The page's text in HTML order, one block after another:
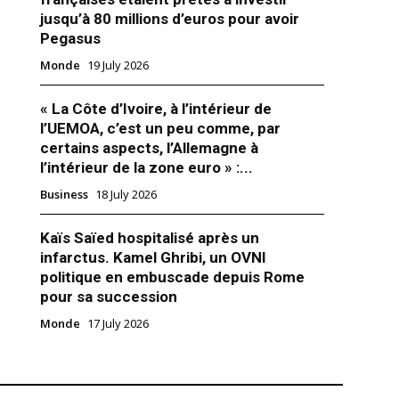
la Force Barkhane reçu par le
reçu en audience, au Palais
à Nouakchott, le Général de
Guibert, commandant de la
au Sahel "Barkhane"
en visite en Mauritanie. A
la réunion en Allemagne des
fonds de la nouvelle…
2017
jusqu’à 80 millions d’euros pour avoir
Pegasus
Monde 19 July 2026
« La Côte d’Ivoire, à l’intérieur de
l’UEMOA, c’est un peu comme, par
certains aspects, l’Allemagne à
l’intérieur de la zone euro » :...
Business 18 July 2026
Kaïs Saïed hospitalisé après un
infarctus. Kamel Ghribi, un OVNI
politique en embuscade depuis Rome
pour sa succession
Monde 17 July 2026